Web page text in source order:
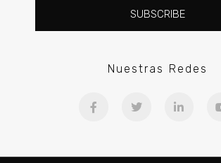
SUBSCRIBE
Nuestras Redes